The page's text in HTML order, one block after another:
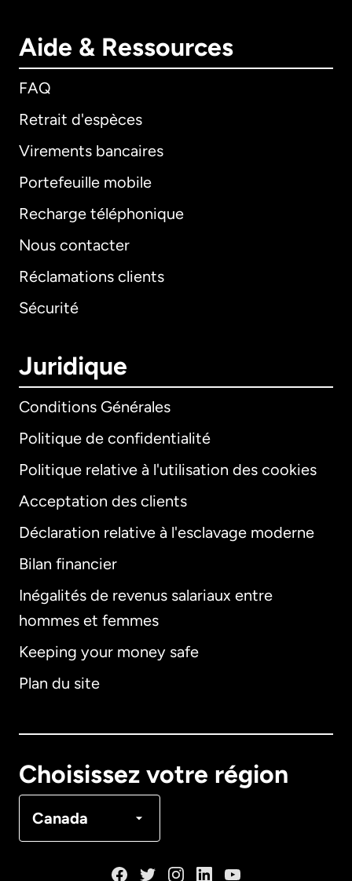
Aide & Ressources
FAQ
Retrait d'espèces
Virements bancaires
Portefeuille mobile
Recharge téléphonique
Nous contacter
Réclamations clients
Sécurité
Juridique
Conditions Générales
Politique de confidentialité
Politique relative à l'utilisation des cookies
Acceptation des clients
Déclaration relative à l'esclavage moderne
Bilan financier
Inégalités de revenus salariaux entre
hommes et femmes
Keeping your money safe
Plan du site
Choisissez votre région
Canada
International
Allemagne
Français